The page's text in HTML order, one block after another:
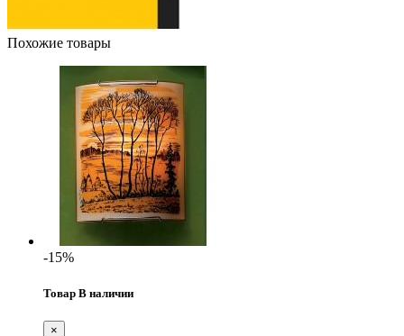
Похожие товары
-15%
Товар В наличии
×